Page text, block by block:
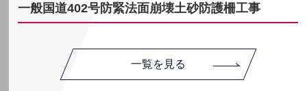
一般国道402号防緊法面崩壊土砂防護柵工事
一覧を見る